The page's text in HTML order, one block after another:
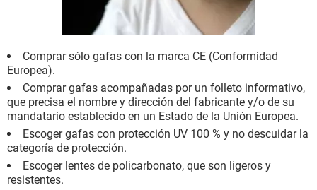
Comprar sólo gafas con la marca CE (Conformidad
Europea).
Comprar gafas acompañadas por un folleto informativo,
que precisa el nombre y dirección del fabricante y/o de su
mandatario establecido en un Estado de la Unión Europea.
Escoger gafas con protección UV 100 % y no descuidar la
categoría de protección.
Escoger lentes de policarbonato, que son ligeros y
resistentes.